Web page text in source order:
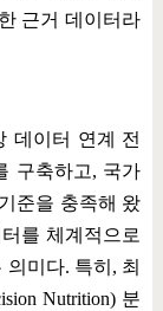
근거 데이터라
데이터 연계 전
구축하고, 국가
준을 충족해 왔
를 체계적으로
의미다. 특히 , 최
Nutrition) 분